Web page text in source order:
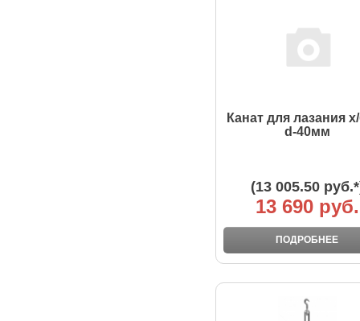
Канат для лазания
d-40мм
(13 005.50
13 690 руб.
ПОДРОБНЕЕ